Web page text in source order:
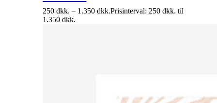
250 dkk. – 1.350 dkk.Prisinterval: 250 dkk. til
1.350 dkk.